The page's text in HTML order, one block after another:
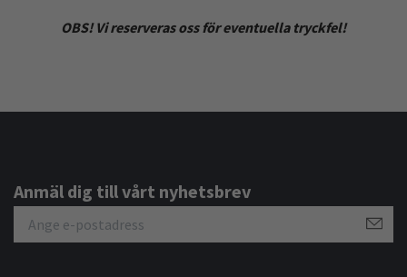
OBS! Vi reserveras oss för eventuella tryckfel!
Anmäl dig till vårt nyhetsbrev